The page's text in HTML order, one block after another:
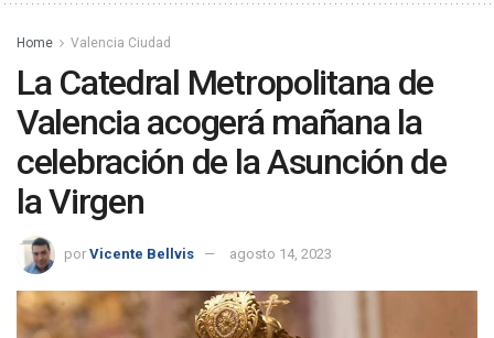
Home Valencia Ciudad
La Catedral Metropolitana de
Valencia acogerá mañana la
celebración de la Asunción de
la Virgen
por Vicente Bellvis agosto 14, 2023